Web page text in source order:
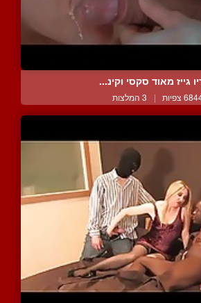
גייז מאוד סקסי וקינ...
צפיות | 3 המלצות